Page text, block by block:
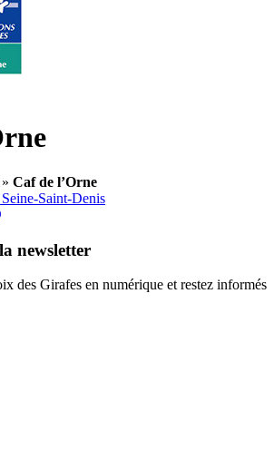
» Caf de l’Orne
Saint-Denis
newsletter
des Girafes en numérique et restez informés